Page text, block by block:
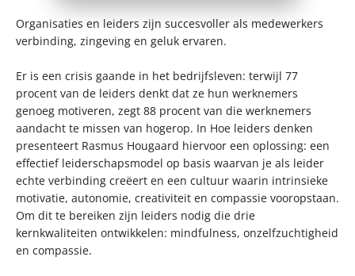
Organisaties en leiders zijn succesvoller als medewerkers
verbinding, zingeving en geluk ervaren.
Er is een crisis gaande in het bedrijfsleven: terwijl 77
procent van de leiders denkt dat ze hun werknemers
genoeg motiveren, zegt 88 procent van die werknemers
aandacht te missen van hogerop. In Hoe leiders denken
presenteert Rasmus Hougaard hiervoor een oplossing: een
effectief leiderschapsmodel op basis waarvan je als leider
echte verbinding creëert en een cultuur waarin intrinsieke
motivatie, autonomie, creativiteit en compassie vooropstaan.
Om dit te bereiken zijn leiders nodig die drie
kernkwaliteiten ontwikkelen: mindfulness, onzelfzuchtigheid
en compassie.